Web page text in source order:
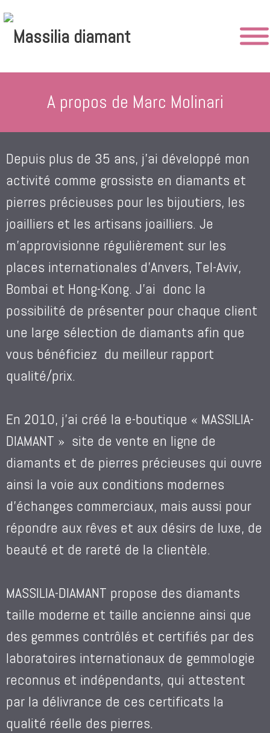
Aller
A propos de Marc Molinari
Depuis plus de 35 ans, j’ai développé mon
activité comme grossiste en diamants et
pierres précieuses pour les bijoutiers, les
joailliers et les artisans joailliers. Je
m’approvisionne régulièrement sur les
places internationales d’Anvers, Tel-Aviv,
Bombai et Hong-Kong. J’ai donc la
possibilité de présenter pour chaque client
une large sélection de diamants afin que
vous bénéficiez du meilleur rapport
qualité/prix.
En 2010, j’ai créé la e-boutique « MASSILIA-
DIAMANT » site de vente en ligne de
diamants et de pierres précieuses qui ouvre
ainsi la voie aux conditions modernes
d’échanges commerciaux, mais aussi pour
répondre aux rêves et aux désirs de luxe, de
beauté et de rareté de la clientèle.
MASSILIA-DIAMANT propose des diamants
taille moderne et taille ancienne ainsi que
des gemmes contrôlés et certifiés par des
laboratoires internationaux de gemmologie
reconnus et indépendants, qui attestent
par la délivrance de ces certificats la
qualité réelle des pierres.